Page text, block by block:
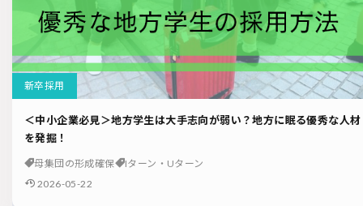
新卒採用
＜中小企業必見＞地方学生は大手志向が弱い？地方に眠る優秀な人材
を発掘！
母集団の形成確保
Iターン・Uターン
2026-05-22